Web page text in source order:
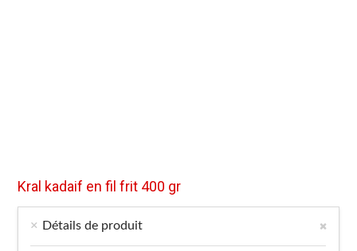
Kral kadaif en fil frit 400 gr
Détails de produit